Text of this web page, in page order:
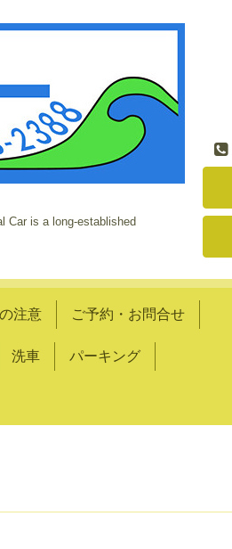
Car is a long-established
注意 ご予約・お問合せ
洗車 パーキング